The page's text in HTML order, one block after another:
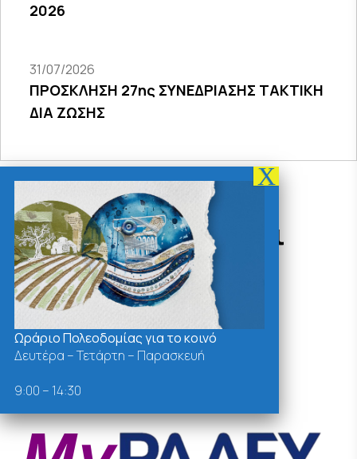
2026
31/07/2026
ΠΡΟΣΚΛΗΣΗ 27ης ΣΥΝΕΔΡΙΑΣΗΣ ΤΑΚΤΙΚΗ
ΔΙΑ ΖΩΣΗΣ
Δράσεις - Χρήσιμοι
Σύνδεσμοι
Ωράριο Πολεοδομίας για το κοινό
Δευτέρα – Τετάρτη – Παρασκευή
9:00 – 14:30